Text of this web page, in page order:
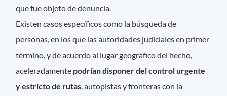
que fue objeto de denuncia.
Existen casos específicos como la búsqueda de
personas, en los que las autoridades judiciales en primer
término, y de acuerdo al lugar geográfico del hecho,
aceleradamente podrían disponer del control urgente
y estricto de rutas , autopistas y fronteras con la